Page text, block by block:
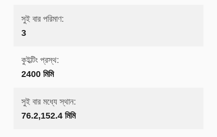
সুই বার পরিমাণ:
3
কুইল্টিং প্রস্থ:
2400 মিমি
সুই বার মধ্যে স্থান:
76.2,152.4 মিমি